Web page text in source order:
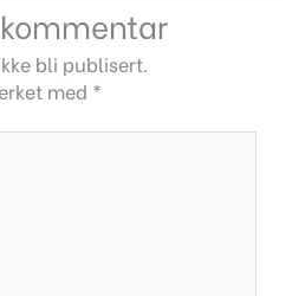
bli publisert.
med *